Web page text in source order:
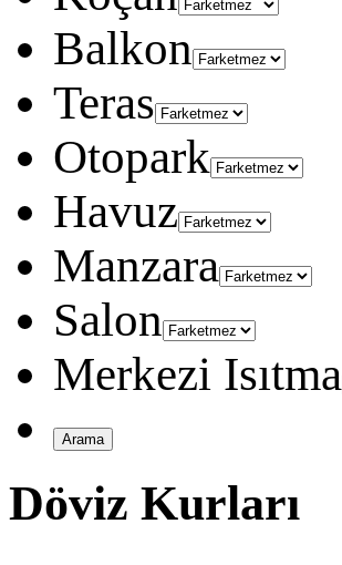
Balkon
Teras
Otopark
Havuz
Manzara
Salon
Merkezi Isıtma
Döviz Kurları